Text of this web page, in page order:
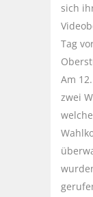
sich
Tag
Am
zwei